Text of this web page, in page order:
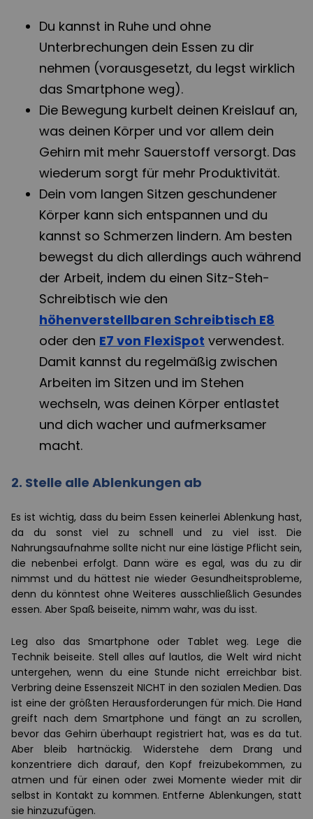
Du kannst in Ruhe und ohne
Unterbrechungen dein Essen zu dir
nehmen (vorausgesetzt, du legst wirklich
das Smartphone weg).
Die Bewegung kurbelt deinen Kreislauf an,
was deinen Körper und vor allem dein
Gehirn mit mehr Sauerstoff versorgt. Das
wiederum sorgt für mehr Produktivität.
Dein vom langen Sitzen geschundener
Körper kann sich entspannen und du
kannst so Schmerzen lindern. Am besten
bewegst du dich allerdings auch während
der Arbeit, indem du einen Sitz-Steh-
Schreibtisch wie den
höhenverstellbaren Schreibtisch E8
oder den E7 von FlexiSpot verwendest.
Damit kannst du regelmäßig zwischen
Arbeiten im Sitzen und im Stehen
wechseln, was deinen Körper entlastet
und dich wacher und aufmerksamer
macht.
2. Stelle alle Ablenkungen ab
Es ist wichtig, dass du beim Essen keinerlei Ablenkung hast,
da du sonst viel zu schnell und zu viel isst. Die
Nahrungsaufnahme sollte nicht nur eine lästige Pflicht sein,
die nebenbei erfolgt. Dann wäre es egal, was du zu dir
nimmst und du hättest nie wieder Gesundheitsprobleme,
denn du könntest ohne Weiteres ausschließlich Gesundes
essen. Aber Spaß beiseite, nimm wahr, was du isst.
Leg also das Smartphone oder Tablet weg. Lege die
Technik beiseite. Stell alles auf lautlos, die Welt wird nicht
untergehen, wenn du eine Stunde nicht erreichbar bist.
Verbring deine Essenszeit NICHT in den sozialen Medien. Das
ist eine der größten Herausforderungen für mich. Die Hand
greift nach dem Smartphone und fängt an zu scrollen,
bevor das Gehirn überhaupt registriert hat, was es da tut.
Aber bleib hartnäckig. Widerstehe dem Drang und
konzentriere dich darauf, den Kopf freizubekommen, zu
atmen und für einen oder zwei Momente wieder mit dir
selbst in Kontakt zu kommen. Entferne Ablenkungen, statt
sie hinzuzufügen.